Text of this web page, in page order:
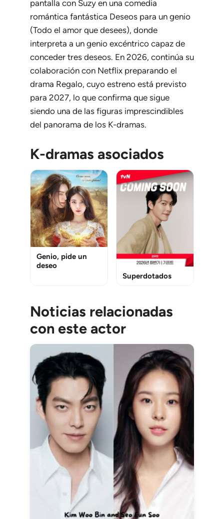
pantalla con Suzy en una comedia
romántica fantástica Deseos para un genio
(Todo el amor que desees), donde
interpreta a un genio excéntrico capaz de
conceder tres deseos. En 2026, continúa su
colaboración con Netflix preparando el
drama Regalo, cuyo estreno está previsto
para 2027, lo que confirma que sigue
siendo una de las figuras imprescindibles
del panorama de los K-dramas.
K-dramas asociados
Genio, pide un
deseo
Superdotados
Noticias relacionadas
con este actor